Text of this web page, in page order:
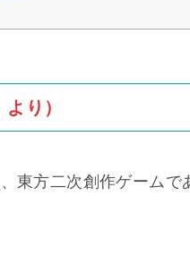
り）
東方二次創作ゲームで